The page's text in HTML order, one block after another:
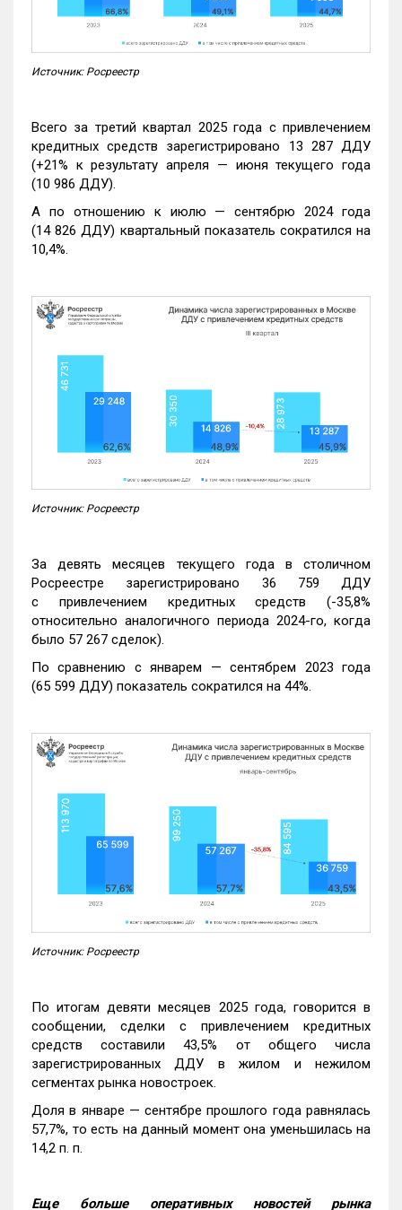
Источник: Росреестр
Всего за третий квартал 2025 года с привлечением
кредитных средств зарегистрировано 13 287 ДДУ
(+21% к результату апреля — июня текущего года
(10 986 ДДУ).
А по отношению к июлю — сентябрю 2024 года
(14 826 ДДУ) квартальный показатель сократился на
10,4%.
Источник: Росреестр
За девять месяцев текущего года в столичном
Росреестре зарегистрировано 36 759 ДДУ
с привлечением кредитных средств (-35,8%
относительно аналогичного периода 2024-го, когда
было 57 267 сделок).
По сравнению с январем — сентябрем 2023 года
(65 599 ДДУ) показатель сократился на 44%.
Источник: Росреестр
По итогам девяти месяцев 2025 года, говорится в
сообщении, сделки с привлечением кредитных
средств составили 43,5% от общего числа
зарегистрированных ДДУ в жилом и нежилом
сегментах рынка новостроек.
Доля в январе — сентябре прошлого года равнялась
57,7%, то есть на данный момент она уменьшилась на
14,2 п. п.
Еще больше оперативных новостей рынка